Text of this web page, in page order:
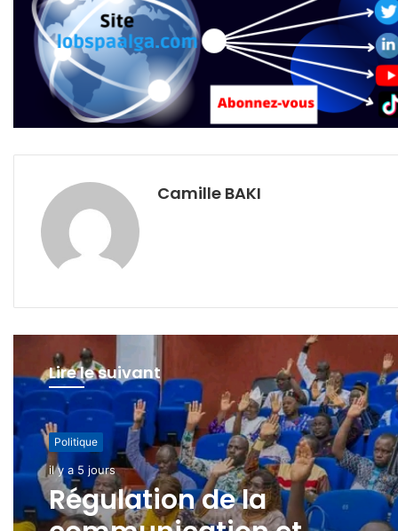
Camille BAKI
Lire le suivant
Politique
il y a 5 jours
Politique
il y a 1 semaine